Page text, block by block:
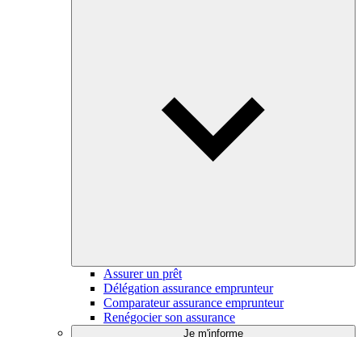
Assurer un prêt
Délégation assurance emprunteur
Comparateur assurance emprunteur
Renégocier son assurance
Je m'informe